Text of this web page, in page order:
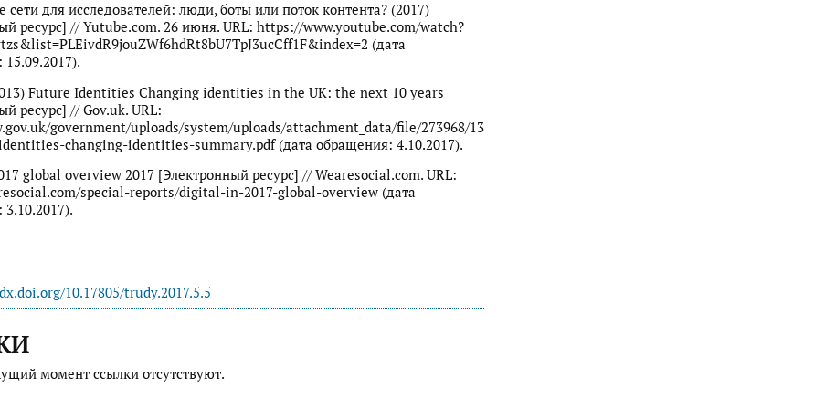
сети для исследователей: люди, боты или поток контента? (2017)
ресурс] // Yutube.com. 26 июня. URL: https://www.youtube.com/watch?
(дата
Future Identities Changing identities in the UK: the next 10 years
ресурс] // Gov.uk. URL:
government/uploads/system/uploads/attachment_data/file/273968/13-
changing-identities-summary.pdf (дата обращения: 4.10.2017).
global overview 2017 [Электронный ресурс] // Wearesocial.com. URL:
special-reports/digital-in-2017-global-overview (дата
10.17805/trudy.2017.5.5
момент ссылки отсутствуют.